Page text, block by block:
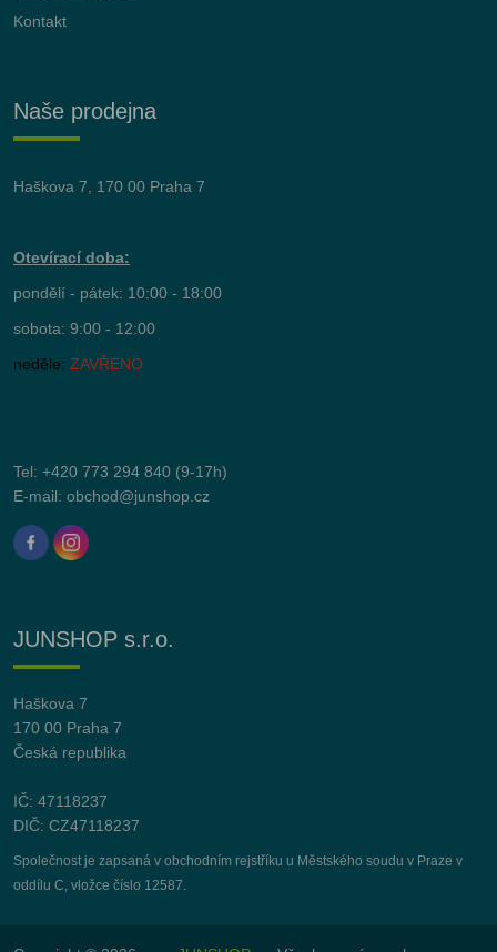
Kontakt
Naše prodejna
Haškova 7, 170 00 Praha 7
Otevírací doba:
pondělí - pátek: 10:00 - 18:00
sobota: 9:00 - 12:00
neděle: ZAVŘENO
Tel: +420 773 294 840 (9-17h)
E-mail: obchod@junshop.cz
JUNSHOP s.r.o.
Haškova 7
170 00 Praha 7
Česká republika
IČ: 47118237
DIČ: CZ47118237
Společnost je zapsaná v obchodním rejstříku u Městského soudu v Praze v
oddílu C, vložce číslo 12587.